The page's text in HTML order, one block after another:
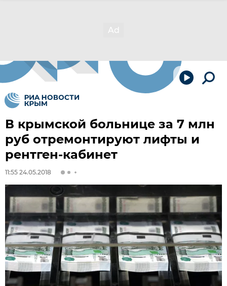
В крымской больнице за 7 млн
руб отремонтируют лифты и
рентген-кабинет
11:55 24.05.2018